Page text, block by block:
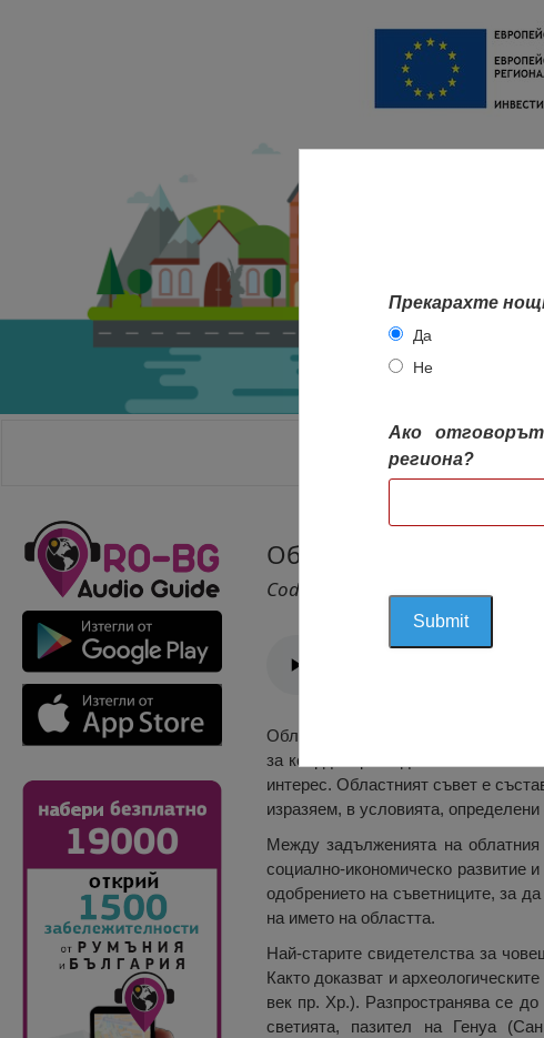
НАЧАЛО
Областен Съвет
Cod 1031
Областният съвет Джурджу е
за координиране дейностите на
интерес. Областният съвет е
изразяем, в условията,
Между задълженията на облатния
социално-икономическо развитие
одобрението на съветниците, за
на името на областта.
Най-старите свидетелства за
Както доказват и
век пр. Хр.). Разпространява се
светията, пазител на Генуа
Прекарахте
Да
Не
Ако
региона?